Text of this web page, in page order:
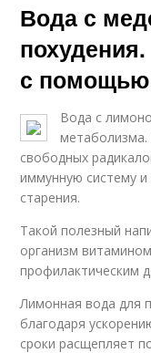
Вода с
с
Вода с
метаболизма.
свободных
иммунную систему
старения.
Такой полезный
организм
профилактическим
Лимонная вода для
благодаря
сроки расщепляет